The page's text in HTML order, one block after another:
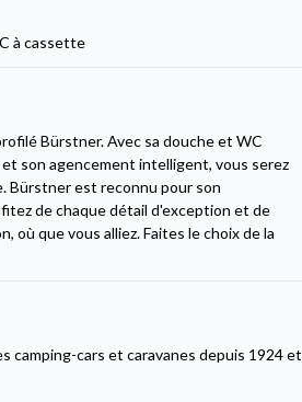
à cassette
Bürstner. Avec sa douche et WC
son agencement intelligent, vous serez
Bürstner est reconnu pour son
de chaque détail d'exception et de
où que vous alliez. Faites le choix de la
camping-cars et caravanes depuis 1924 et